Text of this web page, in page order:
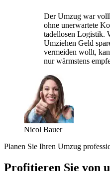
Der Umzug war
ohne unerwartete
tadellosen Logistik.
Umziehen Geld
vermeiden wollt,
nur wärmstens
Nicol Bauer
Planen Sie Ihren Umzug
Profitieren Sie von